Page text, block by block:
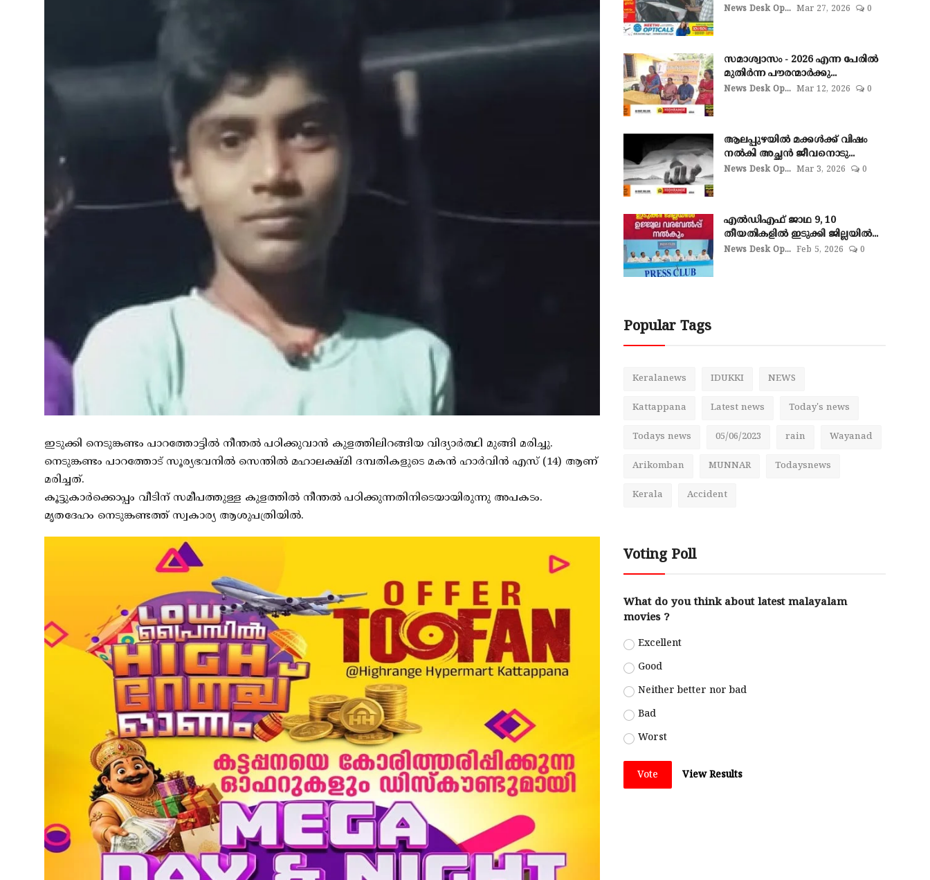
ഇടുക്കി നെടുങ്കണ്ടം പാറത്തോട്ടിൽ നീന്തൽ പഠിക്കുവാൻ കുളത്തിലിറങ്ങിയ വിദ്യാർത്ഥി മുങ്ങി മരിച്ചു.
നെടുങ്കണ്ടം പാറത്തോട് സൂര്യഭവനിൽ സെന്തിൽ മഹാലക്ഷ്മി ദമ്പതികളുടെ മകൻ ഹാർവിൻ എസ് (14) ആണ്
മരിച്ചത്.
കൂട്ടുകാർക്കൊപ്പം വീടിന് സമീപത്തുള്ള കുളത്തിൽ നീന്തൽ പഠിക്കുന്നതിനിടെയായിരുന്നു അപകടം.
മൃതദേഹം നെടുങ്കണ്ടത്ത് സ്വകാര്യ ആശുപത്രിയിൽ.
News Desk Op... Mar 27, 2026 0
സമാശ്വാസം - 2026 എന്ന പേരിൽ
മുതിർന്ന പൗരന്മാർക്കു...
News Desk Op... Mar 12, 2026 0
ആലപ്പുഴയില്‍ മക്കള്‍ക്ക് വിഷം
നല്‍കി അച്ഛൻ ജീവനൊടു...
News Desk Op... Mar 3, 2026 0
എല്‍ഡിഎഫ് ജാഥ 9, 10
തീയതികളില്‍ ഇടുക്കി ജില്ലയില്‍...
News Desk Op... Feb 5, 2026 0
Popular Tags
Keralanews IDUKKI NEWS
Kattappana Latest news Today's news
Todays news 05/06/2023 rain Wayanad
Arikomban MUNNAR Todaysnews
Kerala Accident
Voting Poll
What do you think about latest malayalam
movies ?
Excellent
Good
Neither better nor bad
Bad
Worst
Vote View Results